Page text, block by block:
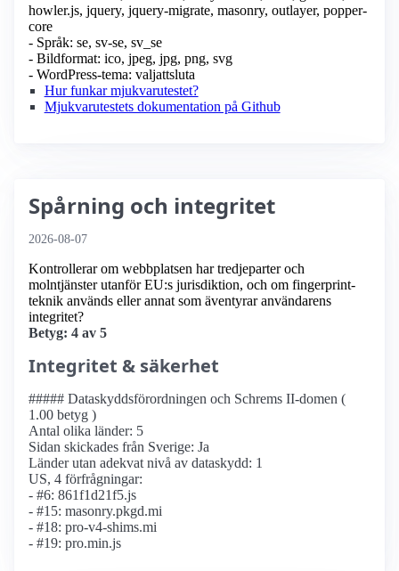
howler.js, jquery, jquery-migrate, masonry, outlayer, popper-
core
- Språk: se, sv-se, sv_se
- Bildformat: ico, jpeg, jpg, png, svg
- WordPress-tema: valjattsluta
Hur funkar mjukvarutestet?
Mjukvarutestets dokumentation på Github
Spårning och integritet
2026-08-07
Kontrollerar om webbplatsen har tredjeparter och
molntjänster utanför EU:s jurisdiktion, och om fingerprint-
teknik används eller annat som äventyrar användarens
integritet?
Betyg: 4 av 5
Integritet & säkerhet
##### Dataskyddsförordningen och Schrems II-domen (
1.00 betyg )
Antal olika länder: 5
Sidan skickades från Sverige: Ja
Länder utan adekvat nivå av dataskydd: 1
US, 4 förfrågningar:
- #6: 861f1d21f5.js
- #15: masonry.pkgd.mi
- #18: pro-v4-shims.mi
- #19: pro.min.js